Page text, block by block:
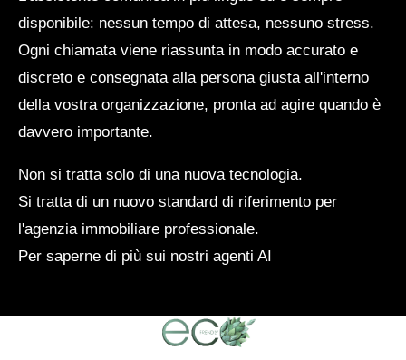
disponibile: nessun tempo di attesa, nessuno stress.
Ogni chiamata viene riassunta in modo accurato e
discreto e consegnata alla persona giusta all'interno
della vostra organizzazione, pronta ad agire quando è
davvero importante.
Non si tratta solo di una nuova tecnologia.
Si tratta di un nuovo standard di riferimento per
l'agenzia immobiliare professionale.
Per saperne di più sui nostri agenti AI